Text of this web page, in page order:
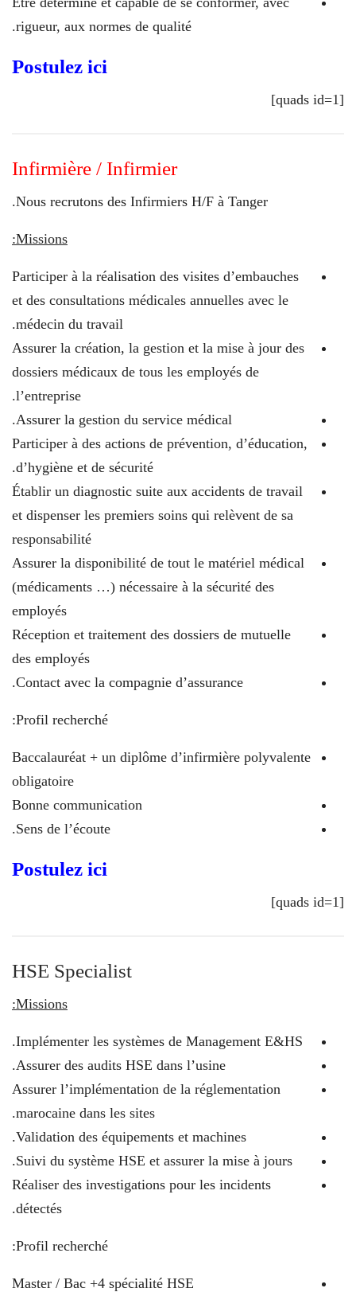
rigueur, aux normes de qualité.
Postulez ici
[quads id=1]
Infirmière / Infirmier
Nous recrutons des Infirmiers H/F à Tanger.
Missions:
Participer à la réalisation des visites d’embauches
et des consultations médicales annuelles avec le
médecin du travail.
Assurer la création, la gestion et la mise à jour des
dossiers médicaux de tous les employés de
l’entreprise.
Assurer la gestion du service médical.
Participer à des actions de prévention, d’éducation,
d’hygiène et de sécurité.
Établir un diagnostic suite aux accidents de travail
et dispenser les premiers soins qui relèvent de sa
responsabilité
Assurer la disponibilité de tout le matériel médical
(médicaments …) nécessaire à la sécurité des
employés
Réception et traitement des dossiers de mutuelle
des employés
Contact avec la compagnie d’assurance.
Profil recherché:
Baccalauréat + un diplôme d’infirmière polyvalente
obligatoire
Bonne communication
Sens de l’écoute.
Postulez ici
[quads id=1]
HSE Specialist
Missions:
Implémenter les systèmes de Management E&HS.
Assurer des audits HSE dans l’usine.
Assurer l’implémentation de la réglementation
marocaine dans les sites.
Validation des équipements et machines.
Suivi du système HSE et assurer la mise à jours.
Réaliser des investigations pour les incidents
détectés.
Profil recherché:
Master / Bac +4 spécialité HSE